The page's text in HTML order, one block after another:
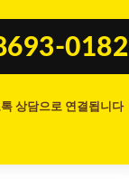
0182
상담으로 연결됩니다